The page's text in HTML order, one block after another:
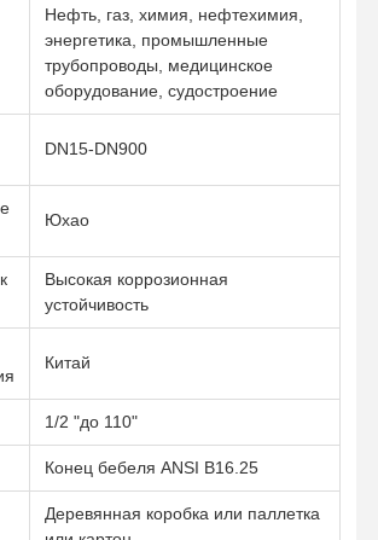
Контроль
Контактные
Новости
труб из нержавеющей стали
сталью штуцеры трубы
стали
стали
Нефть, газ, химия, нефтехимия,
энергетика, промышленные
трубопроводы, медицинское
оборудование, судостроение
DN15-DN900
Юхао
Высокая коррозионная
устойчивость
Китай
1/2 "до 110"
Конец бебеля ANSI B16.25
Деревянная коробка или паллетка